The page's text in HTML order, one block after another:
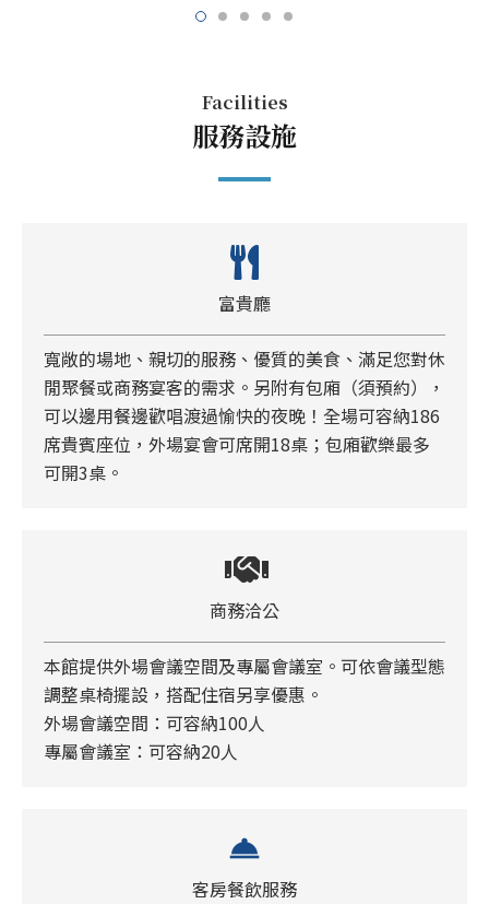
Facilities
服務設施
富貴廳
寬敞的場地、親切的服務、優質的美食、滿足您對休
閒聚餐或商務宴客的需求。另附有包廂（須預約），
可以邊用餐邊歡唱渡過愉快的夜晚！全場可容納186
席貴賓座位，外場宴會可席開18桌；包廂歡樂最多
可開3桌。
商務洽公
本館提供外場會議空間及專屬會議室。可依會議型態
調整桌椅擺設，搭配住宿另享優惠。
外場會議空間：可容納100人
專屬會議室：可容納20人
room_service
客房餐飲服務